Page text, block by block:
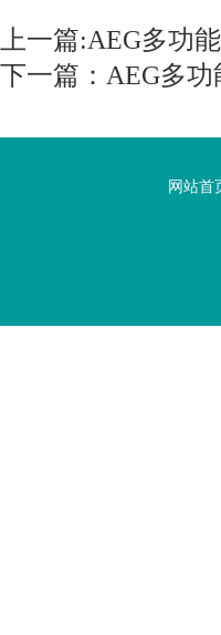
上一篇:AEG多功
下一篇： AEG多功
网站首